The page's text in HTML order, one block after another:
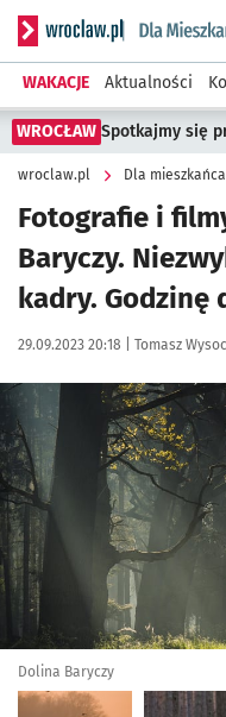
Serwis informacyjny
WAKACJE Aktualności
WROCŁAW Spotkajmy się
wroclaw.pl Dla mieszkańca
Fotografie i
Baryczy.
kadry. Godzinę
Data publikacji:
29.09.2023 20:18 | Autor:
Tomasz
Kliknij, aby zobaczyć
Dolina Baryczy